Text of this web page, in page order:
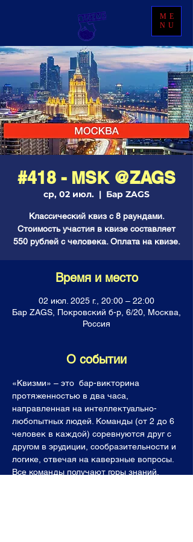
ME
NU
#418 - МSК @ZAGS
ср, 02 июл.
  |
Бар ZAGS
Классический квиз с 8 раундами.
Стоимость участия в квизе составляет
550 рублей с человека. Оплата на квизе.
Время и место
02 июл. 2025 г., 20:00 – 22:00
Бар ZAGS, Покровский б-р, 6/20, Москва,
Россия
О событии
«Квизми» – это  бар-викторина
протяженностью в два часа,
направленная на интеллектуально-
любопытных людей. Команды (от 2 до 6
человек в каждой) соревнуются друг с
другом в эрудиции, сообразительности и
логике, отвечая на каверзные вопросы.
Все команды получают горы знаний,